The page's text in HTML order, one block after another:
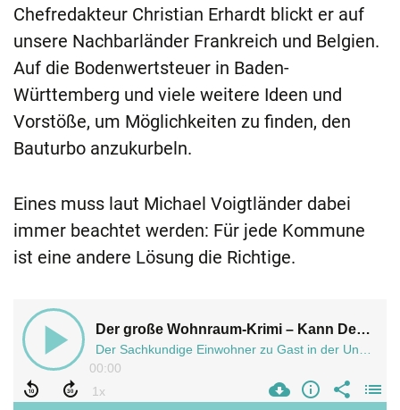
Chefredakteur Christian Erhardt blickt er auf
unsere Nachbarländer Frankreich und Belgien.
Auf die Bodenwertsteuer in Baden-
Württemberg und viele weitere Ideen und
Vorstöße, um Möglichkeiten zu finden, den
Bauturbo anzukurbeln.
Eines muss laut Michael Voigtländer dabei
immer beachtet werden: Für jede Kommune
ist eine andere Lösung die Richtige.